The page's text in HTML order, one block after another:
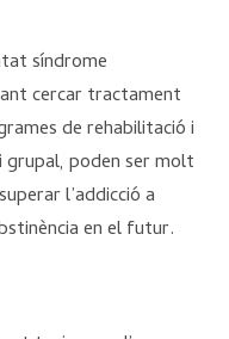
síndrome
cercar tractament
de rehabilitació i
poden ser molt
l’addicció a
en el futur.